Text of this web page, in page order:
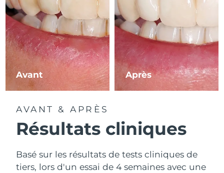
Avant Après
AVANT & APRÈS
Résultats cliniques
Basé sur les résultats de tests cliniques de
tiers, lors d'un essai de 4 semaines avec une